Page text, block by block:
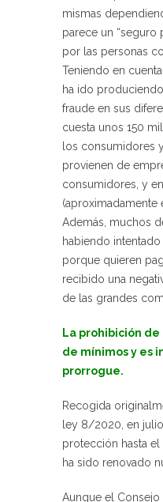
mismas
parece un “seguro
por las personas
Teniendo en
ha ido
fraude en sus
cuesta unos 150
los consumidores
provienen de
consumidores, y
(aproximadamente
Además, muchos
habiendo
porque quieren
recibido una
de las grandes
La prohibición
de mínimos y es
prorrogue.
Recogida
ley 8/2020, en
protección hasta
ha sido renovado
Aunque el